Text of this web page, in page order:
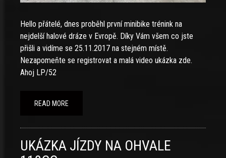
Hello přátelé, dnes proběhl první minibike trénink na
nejdelší halové dráze v Evropě. Díky Vám všem co jste
přišli a vidíme se 25.11.2017 na stejném místě.
Nezapomeňte se registrovat a malá video ukázka zde.
Ahoj LP/52
READ MORE
UKÁZKA JÍZDY NA OHVALE